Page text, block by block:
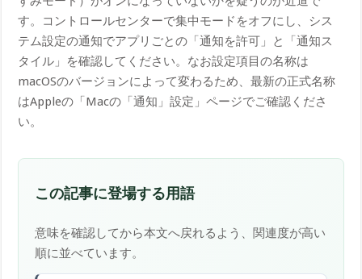
す。コントロールセンターで集中モードをオフにし、シス
テム設定の通知でアプリごとの「通知を許可」と「通知ス
タイル」を確認してください。なお設定項目の名称は
macOSのバージョンによって変わるため、最新の正式名称
はAppleの「Macの「通知」設定」ページでご確認くださ
い。
この記事に登場する用語
意味を確認してから本文へ戻れるよう、関連度が高い
順に並べています。